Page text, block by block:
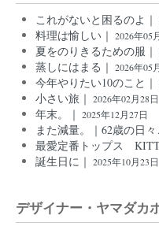
これがないと困るのよ｜
料理は愉しい｜ 2026年05
夏をのりきるための服｜
蒸しにはまる｜ 2026年05
今年やりたい10のこと｜
小さい旅｜ 2026年02月28日
年末。｜ 2025年12月27日
また減量。｜62歳の日々
最愛定番トップス
誕生日に｜ 2025年10月23日
デザイナー・ヤマダカ